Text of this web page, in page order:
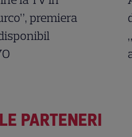
premiera
PARTENERI